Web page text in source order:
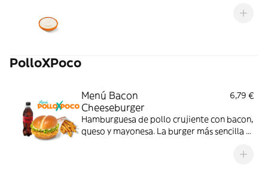
PolloXPoco
Menú Bacon
Cheeseburger
6,79 €
Hamburguesa de pollo crujiente con bacon,
queso y mayonesa. La burger más sencilla y